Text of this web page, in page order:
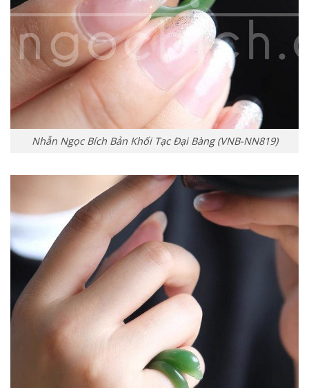
Nhẫn Ngọc Bích Bản Khối Tạc Đại Bàng (VNB-NN819)